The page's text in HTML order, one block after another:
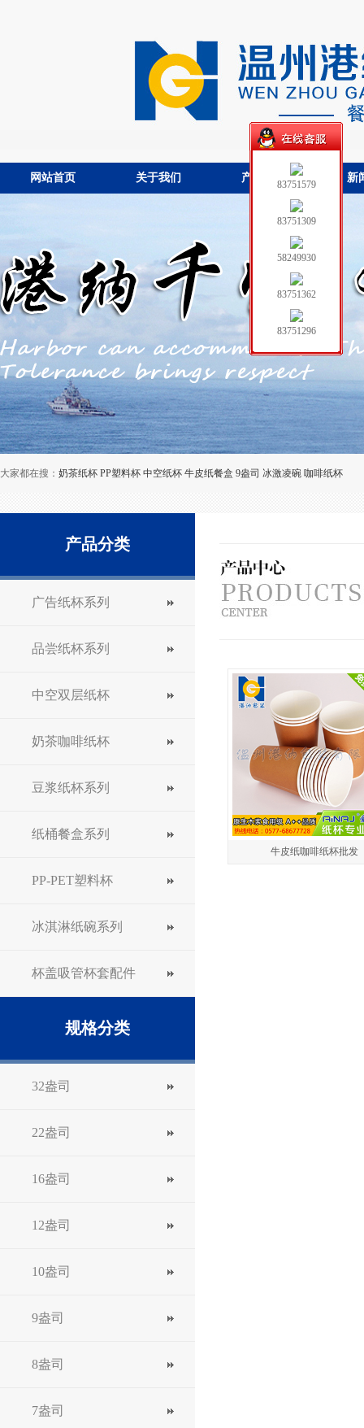
网站首页 关于我们 产品中心 新
大家都在搜： 奶茶纸杯 PP塑料杯 中空纸杯 牛皮纸餐盒 9盎司 冰激凌碗 咖啡纸杯
产品分类
广告纸杯系列
品尝纸杯系列
中空双层纸杯
奶茶咖啡纸杯
豆浆纸杯系列
纸桶餐盒系列
PP-PET塑料杯
冰淇淋纸碗系列
杯盖吸管杯套配件
规格分类
32盎司
22盎司
16盎司
12盎司
10盎司
9盎司
8盎司
7盎司
牛皮纸咖啡纸杯批发
83751579
83751309
58249930
83751362
83751296